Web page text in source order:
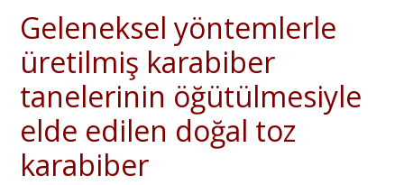
Geleneksel yöntemlerle
üretilmiş karabiber
tanelerinin öğütülmesiyle
elde edilen doğal toz
karabiber